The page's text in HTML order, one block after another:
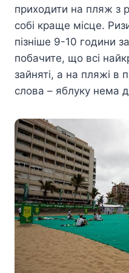
приходити на пляж з
собі краще місце.
пізніше 9-10 години
побачите, що всі
зайняті, а на пляжі в
слова – яблуку нема